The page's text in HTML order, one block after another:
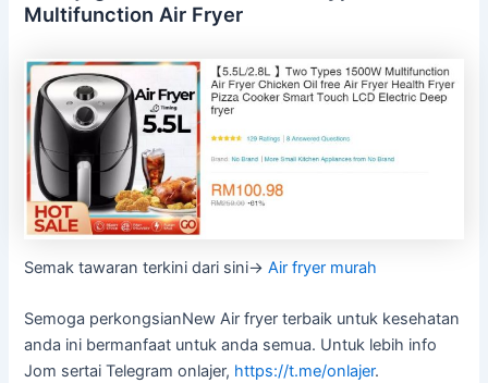
Multifunction Air Fryer
Semak tawaran terkini dari sini->Air fryer murah
Semoga perkongsianNew Air fryer terbaik untuk kesehatan
anda ini bermanfaat untuk anda semua. Untuk lebih info
Jom sertai Telegram onlajer, https://t.me/onlajer.